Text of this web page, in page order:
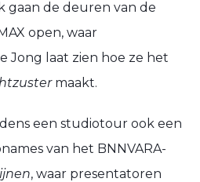
gaan de deuren van de
open, waar
Jong laat zien hoe ze het
maakt.
een studiotour ook een
van het BNNVARA-
, waar presentatoren